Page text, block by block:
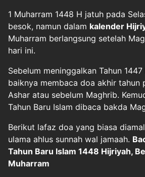
1 Muharram 1448 H jatuh pada
besok, namun dalam kalender
Muharram berlangsung setelah
hari ini.
Sebelum meninggalkan Tahun
baiknya membaca doa akhir tahun
Ashar atau sebelum Maghrib.
Tahun Baru Islam dibaca bakda
Berikut lafaz doa yang biasa
ulama ahlus sunnah wal jamaah.
Tahun Baru Islam 1448 Hijriyah,
Muharram